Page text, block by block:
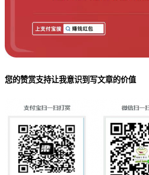
您的赞赏支持让我意识到写文章的价值